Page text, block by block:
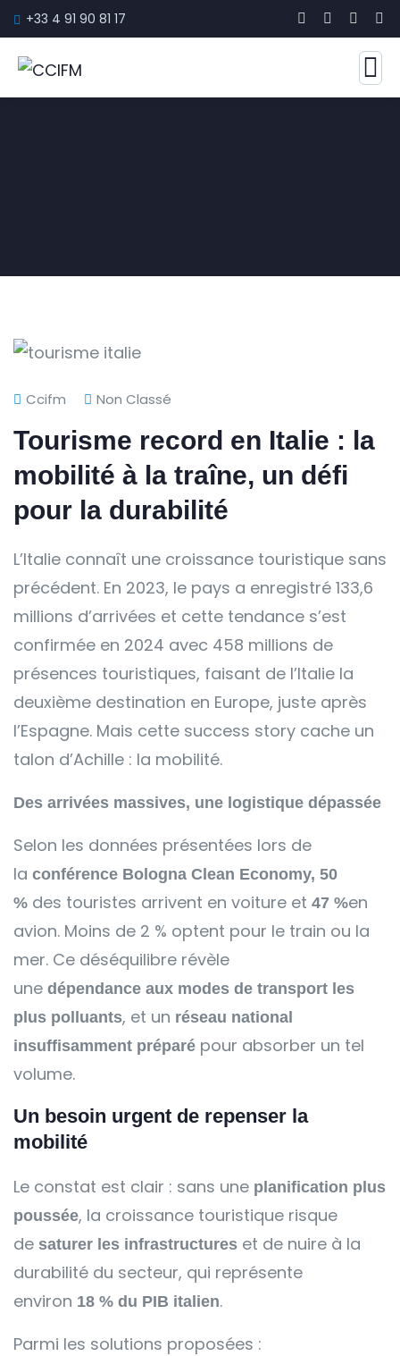
+33 4 91 90 81 17
Ccifm Non Classé
Tourisme record en Italie : la
mobilité à la traîne, un défi
pour la durabilité
L’Italie connaît une croissance touristique sans
précédent. En 2023, le pays a enregistré 133,6
millions d’arrivées et cette tendance s’est
confirmée en 2024 avec 458 millions de
présences touristiques, faisant de l’Italie la
deuxième destination en Europe, juste après
l’Espagne. Mais cette success story cache un
talon d’Achille : la mobilité.
Des arrivées massives, une logistique dépassée
Selon les données présentées lors de
la conférence Bologna Clean Economy, 50
% des touristes arrivent en voiture et 47 %en
avion. Moins de 2 % optent pour le train ou la
mer. Ce déséquilibre révèle
une dépendance aux modes de transport les
plus polluants, et un réseau national
insuffisamment préparé pour absorber un tel
volume.
Un besoin urgent de repenser la
mobilité
Le constat est clair : sans une planification plus
poussée, la croissance touristique risque
de saturer les infrastructures et de nuire à la
durabilité du secteur, qui représente
environ 18 % du PIB italien.
Parmi les solutions proposées :